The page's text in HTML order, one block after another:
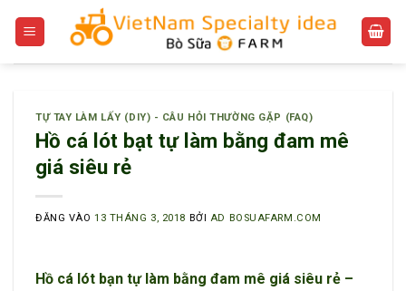
TỰ TAY LÀM LẤY (DIY) - CÂU HỎI THƯỜNG GẶP (FAQ)
Hồ cá lót bạt tự làm bằng đam mê
giá siêu rẻ
ĐĂNG VÀO13 THÁNG 3, 2018 BỞI AD BOSUAFARM.COM
Hồ cá lót bạn tự làm bằng đam mê giá siêu rẻ –